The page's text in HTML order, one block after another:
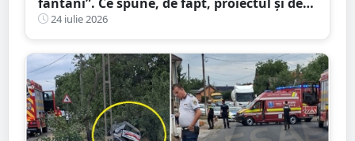
unde a pornit dezinformarea
24 iulie 2026